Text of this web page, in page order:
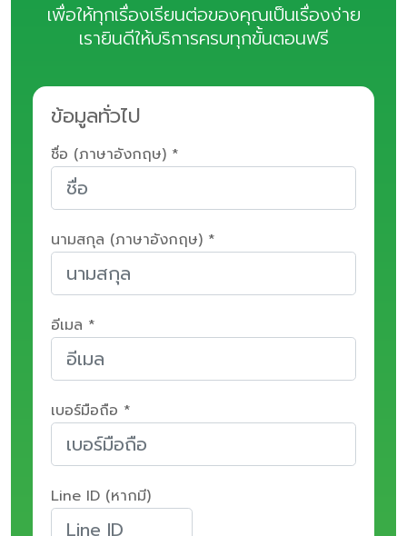
เพื่อให้ทุกเรื่องเรียนต่อของคุณเป็นเรื่องง่าย
เรายินดีให้บริการครบทุกขั้นตอนฟรี
ข้อมูลทั่วไป
ชื่อ (ภาษาอังกฤษ) *
นามสกุล (ภาษาอังกฤษ) *
อีเมล *
เบอร์มือถือ *
Line ID (หากมี)